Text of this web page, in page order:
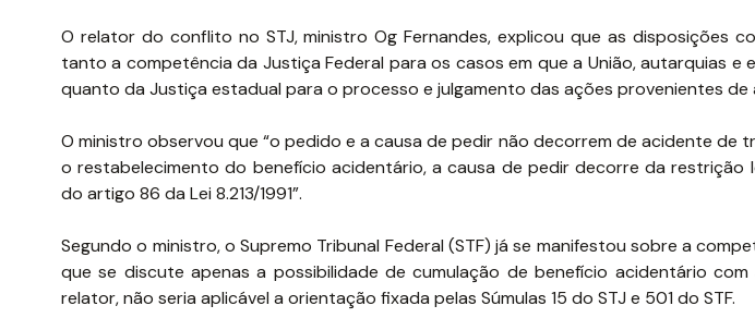
O relator do conflito no STJ, ministro Og Fernandes, explicou que as disposições
tanto a competência da Justiça Federal para os casos em que a União, autarquias e
quanto da Justiça estadual para o processo e julgamento das ações provenientes
O ministro observou que “o pedido e a causa de pedir não decorrem de acidente de
o restabelecimento do benefício acidentário, a causa de pedir decorre da restrição
do artigo 86 da Lei 8.213/1991”.
Segundo o ministro, o Supremo Tribunal Federal (STF) já se manifestou sobre a
que se discute apenas a possibilidade de cumulação de benefício acidentário
relator, não seria aplicável a orientação fixada pelas Súmulas 15 do STJ e 501 do STF.